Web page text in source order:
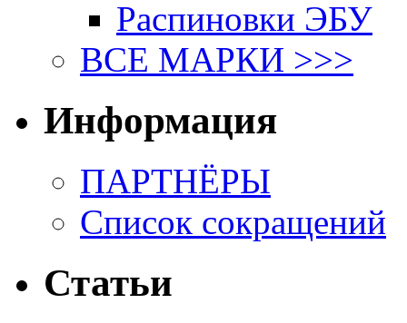
Распиновки ЭБУ
ВСЕ МАРКИ >>>
Информация
ПАРТНЁРЫ
Список сокращений
Статьи